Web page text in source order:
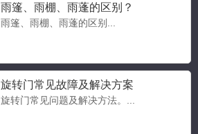
雨篷、雨棚、雨蓬的区别？
雨篷、雨棚、雨蓬的区别...
旋转门常见故障及解决方案
旋转门常见问题及解决方法。...
豪华两翼自动旋转门
两翼旋转门...
豪华三翼自动旋转门